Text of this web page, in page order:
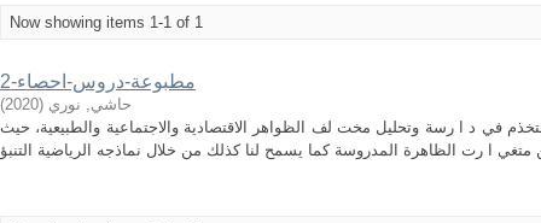
Now showing items 1-1 of 1
مطبوعة-دروس-احصاء-2
حاشي, نوري (
2020
)
في د ا رسة وتحليل مخت لف الظواهر الاقتصادية والاجتماعية والطبيعية، حيث